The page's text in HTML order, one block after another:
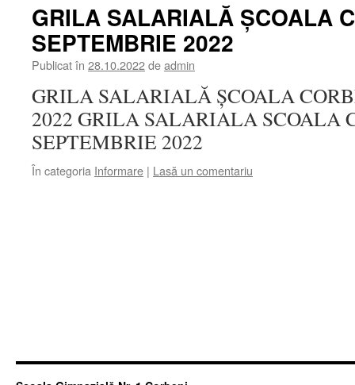
GRILA SALARIALĂ ȘCOALA
SEPTEMBRIE 2022
Publicat în 28.10.2022deadmin
GRILA SALARIALĂ ȘCOALA
2022 GRILA SALARIALA SCOALA
SEPTEMBRIE 2022
În categoria Informare | Lasă un comentariu